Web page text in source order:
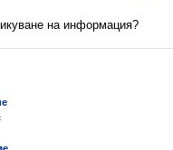
на информация?